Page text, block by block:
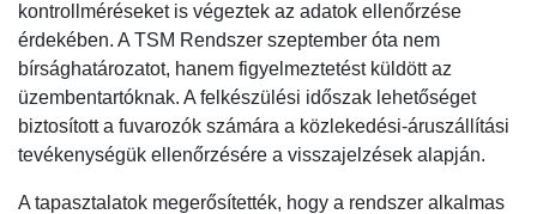
kontrollméréseket is végeztek az adatok ellenőrzése
érdekében. A TSM Rendszer szeptember óta nem
bírsághatározatot, hanem figyelmeztetést küldött az
üzembentartóknak. A felkészülési időszak lehetőséget
biztosított a fuvarozók számára a közlekedési-áruszállítási
tevékenységük ellenőrzésére a visszajelzések alapján.
A tapasztalatok megerősítették, hogy a rendszer alkalmas